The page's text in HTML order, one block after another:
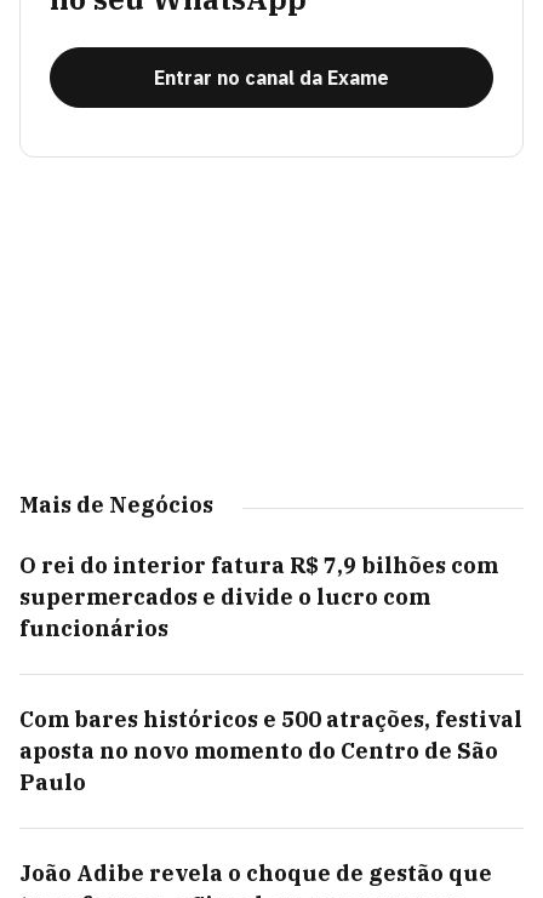
Entrar no canal da Exame
Mais de Negócios
O rei do interior fatura R$ 7,9 bilhões com
supermercados e divide o lucro com
funcionários
Com bares históricos e 500 atrações, festival
aposta no novo momento do Centro de São
Paulo
João Adibe revela o choque de gestão que